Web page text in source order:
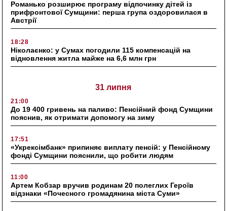
Романько розширює програму відпочинку дітей із
прифронтової Сумщини: перша група оздоровилася в
Австрії
18:28
Ніколаєнко: у Сумах погодили 115 компенсацій на
відновлення житла майже на 6,6 млн грн
31 липня
21:00
До 19 400 гривень на паливо: Пенсійний фонд Сумщини
пояснив, як отримати допомогу на зиму
17:51
«Укрексімбанк» припиняє виплату пенсій: у Пенсійному
фонді Сумщини пояснили, що робити людям
11:00
Артем Кобзар вручив родинам 20 полеглих Героїв
відзнаки «Почесного громадянина міста Суми»